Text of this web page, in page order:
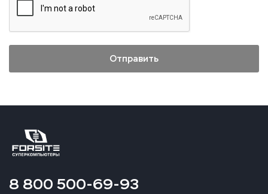
8 800 500-69-93